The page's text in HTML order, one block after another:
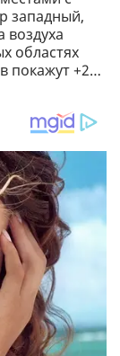
западный,
воздуха
областях
покажут +2…